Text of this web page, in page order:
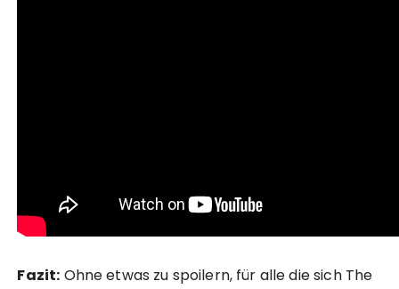
Fazit: Ohne etwas zu spoilern, für alle die sich The